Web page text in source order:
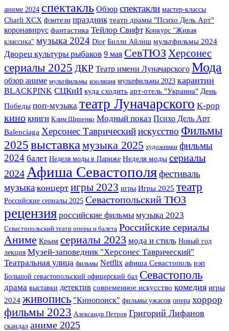
аниме 2024 спектакль Обзор спектакли мастер-классы
Charli XCX фэнтези праздник театр драмы "Психо Дель Арт"
коронавирус фантастика Тейлор Свифт Конкурс "Живая
классика" музыка 2024 Dior Билли Айлиш мультфильмы 2024
Дворец культуры рыбаков 9 мая СевТЮЗ Херсонес
сериалы 2025 ДКР Театр имени Луначарского Мода
обзор аниме мультфильмы изоляция мультфильмы 2023 карантин
BLACKPINK СЦКиИ куда сходить арт-отель "Украина" День
Победы поп-музыка театр Луначарского K-pop
кино книги Клим Шипенко Модный показ Психо Дель Арт
Balenciaga Херсонес Таврическийискусство Фильмы
2025выставка музыка 2025 художники фильмы
2024 балет Неделя моды в Париже Неделя моды сериалы
2024 Афиша Севастополяфестиваль
музыка концерт игры 2023 игры Игры 2025 театр
Российские сериалы 2025 Севастопольский ТЮЗ
рецензия российские фильмы музыка 2023
Севастопольский театр оперы и балета Российские сериалы
Аниме Крым сериалы 2023 мода и стиль Новый год
лекция Музей-заповедник "Херсонес Таврический"
Театральная улица фильмы Netflix афиша Севастополь рэп
Большой севастопольский офицерский бал Севастополь
драма выставки детектив современное искусство комедия игры
2024 живопись "Кинопоиск" фильмы ужасов опера хоррор
фильмы 2023 Александр Петров Григорий Лифанов
скандал аниме 2025